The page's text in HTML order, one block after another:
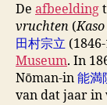
De afbeelding
vruchten (
田村宗立
Museum. In
Nōman-in 能満
van dat jaar in